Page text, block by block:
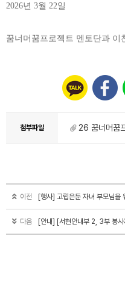
2026년 3월 22일
꿈너머꿈프로젝트 멘토단과 이
첨부파일 26 꿈너머꿈
이전 [행사] 고립은둔 자녀 부모님을
다음 [안내] [서현안내부 2, 3부 봉사